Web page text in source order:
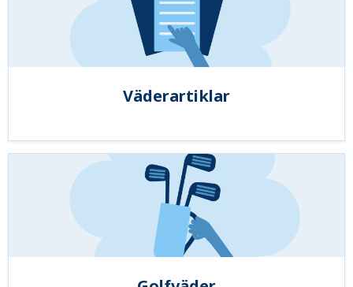
Väderartiklar